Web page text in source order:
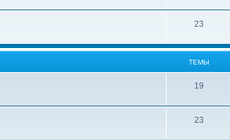
23
ТЕМЫ
19
23